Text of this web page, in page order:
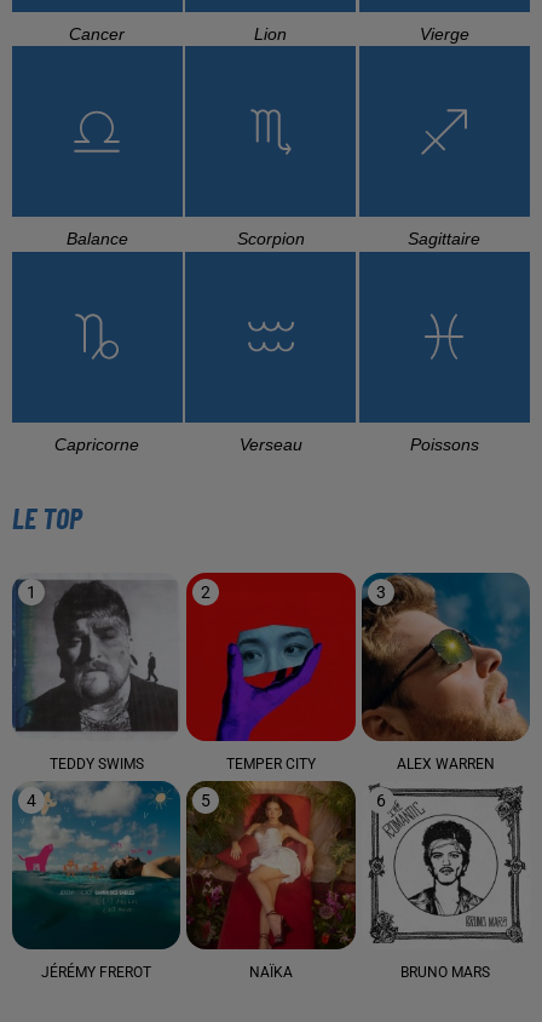
Cancer Lion Vierge
Balance Scorpion Sagittaire
Capricorne Verseau Poissons
LE TOP
1
TEDDY SWIMS
2
TEMPER CITY
3
ALEX WARREN
4
JÉRÉMY FREROT
5
NAÏKA
6
BRUNO MARS